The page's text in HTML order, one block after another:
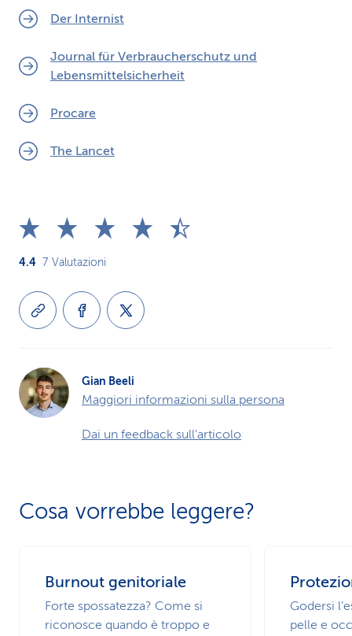
Der Internist
Journal für Verbraucherschutz und
Lebensmittelsicherheit
Procare
The Lancet
4.4 7 Valutazioni
Gian Beeli
Maggiori informazioni sulla persona
Dai un feedback sull'articolo
Cosa vorrebbe leggere?
Burnout genitoriale
Forte spossatezza? Come si
riconosce quando è troppo e
Godersi
pelle e